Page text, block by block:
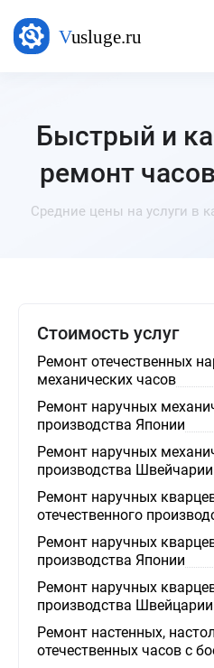
Быстрый и
ремонт
Средние цены на услуги в
Стоимость услуг
Ремонт отечественных
механических часов
Ремонт наручных
производства Японии
Ремонт наручных
производства Швейчарии
Ремонт наручных
отечественного
Ремонт наручных
производства Японии
Ремонт наручных
производства Швейцарии
Ремонт настенных,
отечественных часов с